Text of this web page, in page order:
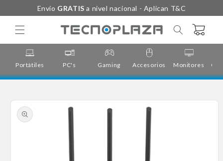
directamente
Envío GRATISa nivel nacional - Aplican T&C
Carrito
Portátiles PC's Gaming Accesorios Monitores
directamente
a la
información